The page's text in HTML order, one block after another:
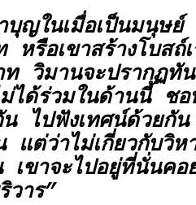
บุญในเมื่อเป็นมนุษย์
รือเขาสร้างโบสถ์เ
วิมานจะปรากฏทั
ได้ร่วมในด้านนี้ ชอ
น ไปฟังเทศน์ด้วยกั
แต่ว่าไม่เกี่ยวกับวิห
เขาจะไปอยู่ที่นั่นค
วาร”